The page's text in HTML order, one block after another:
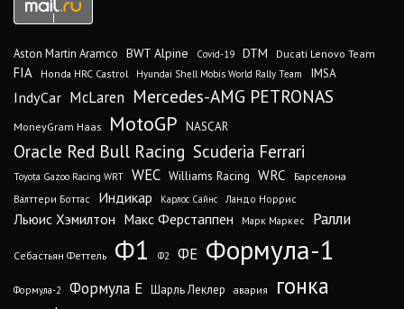
Aston Martin Aramco BWT Alpine Covid-19 DTM Ducati Lenovo Team
FIA Honda HRC Castrol Hyundai Shell Mobis World Rally Team IMSA
IndyCar McLaren Mercedes-AMG PETRONAS
MoneyGram Haas MotoGP NASCAR
Oracle Red Bull Racing Scuderia Ferrari
Toyota Gazoo Racing WRT WEC Williams Racing WRC
Барселона
Валттери Боттас
Индикар Карлос Сайнс Ландо Норрис
Льюис Хэмилтон Макс Ферстаппен Марк Маркес Ралли
Себастьян Феттель Ф1 Ф2 ФЕ Формула-1
Формула-2 Формула Е Шарль Леклер авария гонка